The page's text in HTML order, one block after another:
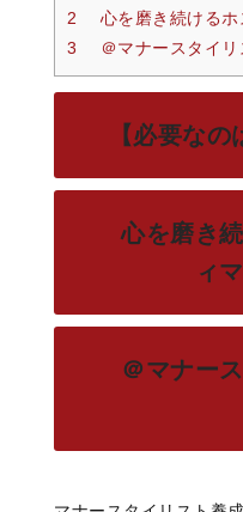
2 心を磨き続けるホ
3 ＠マナースタイリ
【必要な
心を磨き
ィ
＠マナー